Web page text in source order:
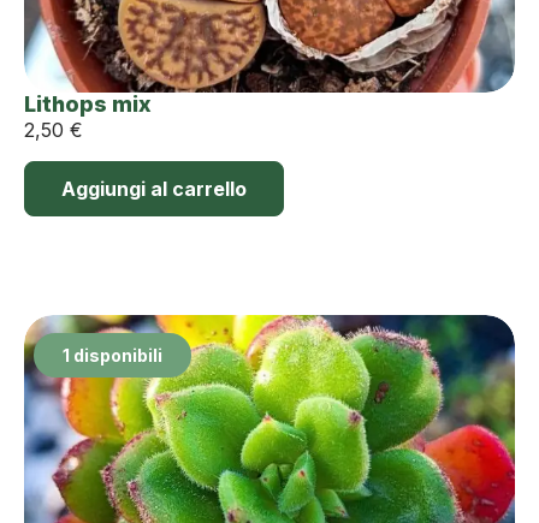
Lithops mix
2,50 €
Aggiungi al carrello
1 disponibili